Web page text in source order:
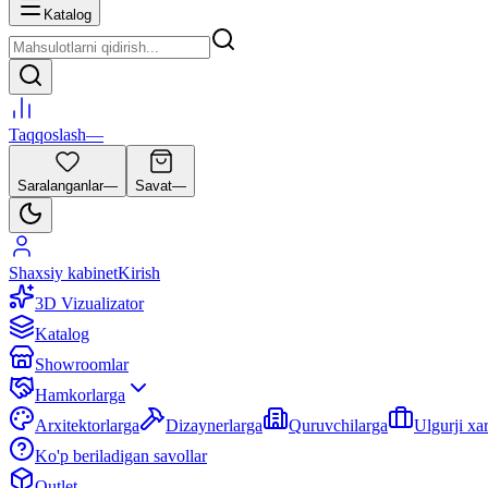
Katalog
Taqqoslash—
Saralanganlar— Savat—
Shaxsiy kabinetKirish
3D Vizualizator
Katalog
Showroomlar
Hamkorlarga
Arxitektorlarga
Dizaynerlarga Quruvchilarga
Ulgurji
Ko'p beriladigan savollar